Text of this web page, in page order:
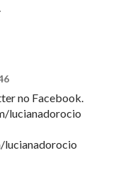
no Facebook.
lucianadorocio